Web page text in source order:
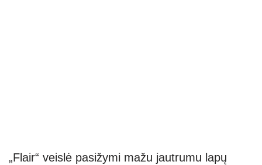
„Flair“ veislė pasižymi mažu jautrumu lapų